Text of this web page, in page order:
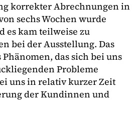
korrekter Abrechnungen in
sechs Wochen wurde
es kam teilweise zu
bei der Ausstellung. Das
das sich bei uns
Probleme
uns in relativ kurzer Zeit
der Kundinnen und